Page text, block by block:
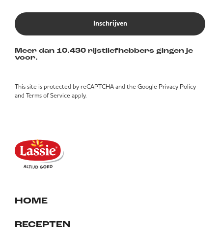
Inschrijven
Meer dan 10.430 rijstliefhebbers gingen je
voor.
This site is protected by reCAPTCHA and the Google Privacy Policy
and Terms of Service apply.
HOME
RECEPTEN